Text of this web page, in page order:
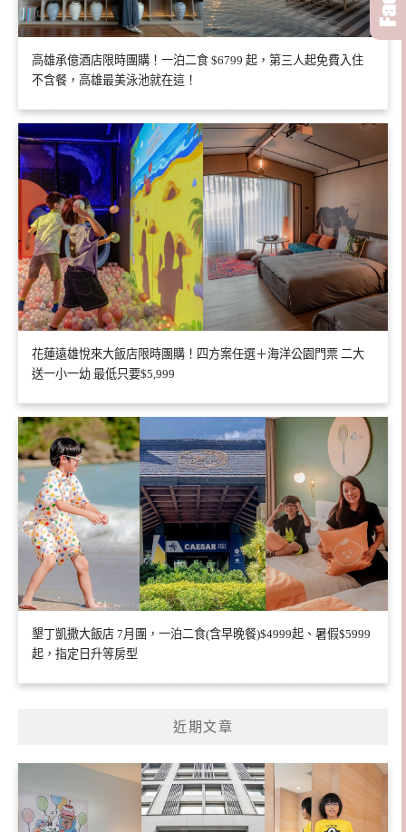
高雄承億酒店限時團購！一泊二食 $6799 起，第三人起免費入住
不含餐，高雄最美泳池就在這！
花蓮遠雄悅來大飯店限時團購！四方案任選＋海洋公園門票 二大
送一小一幼 最低只要$5,999
墾丁凱撒大飯店 7月團，一泊二食(含早晚餐)$4999起、暑假$5999
起，指定日升等房型
近期文章